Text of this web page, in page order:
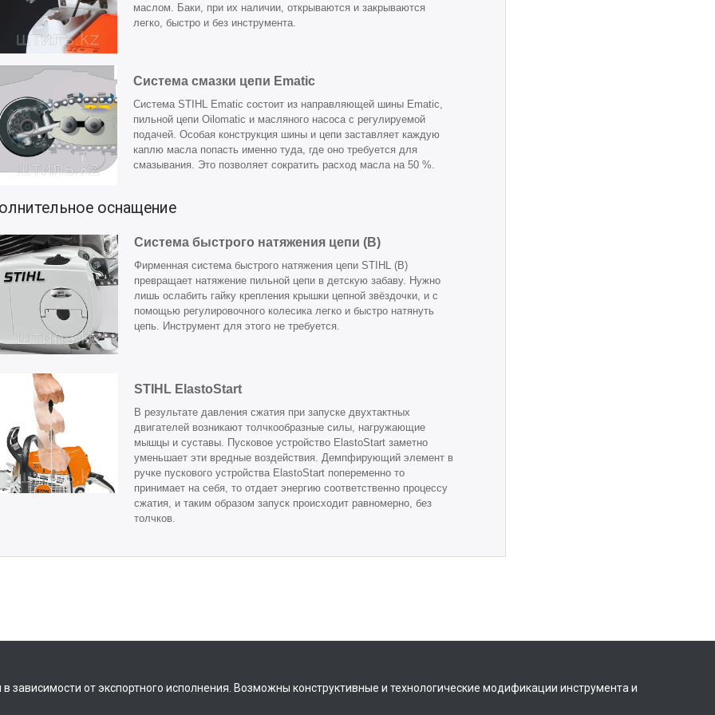
маслом. Баки, при их наличии, открываются и закрываются
легко, быстро и без инструмента.
Система смазки цепи Ematic
Система STIHL Ematic состоит из направляющей шины Ematic,
пильной цепи Oilomatic и масляного насоса с регулируемой
подачей. Особая конструкция шины и цепи заставляет каждую
каплю масла попасть именно туда, где оно требуется для
смазывания. Это позволяет сократить расход масла на 50 %.
оснащение
Система быстрого натяжения цепи (B)
Фирменная система быстрого натяжения цепи STIHL (B)
превращает натяжение пильной цепи в детскую забаву. Нужно
лишь ослабить гайку крепления крышки цепной звёздочки, и с
помощью регулировочного колесика легко и быстро натянуть
цепь. Инструмент для этого не требуется.
STIHL ElastoStart
В результате давления сжатия при запуске двухтактных
двигателей возникают толчкообразные силы, нагружающие
мышцы и суставы. Пусковое устройство ElastoStart заметно
уменьшает эти вредные воздействия. Демпфирующий элемент в
ручке пускового устройства ElastoStart попеременно то
принимает на себя, то отдает энергию соответственно процессу
сжатия, и таким образом запуск происходит равномерно, без
толчков.
зависимости от экспортного исполнения. Возможны конструктивные и технологические модификации инструмента и